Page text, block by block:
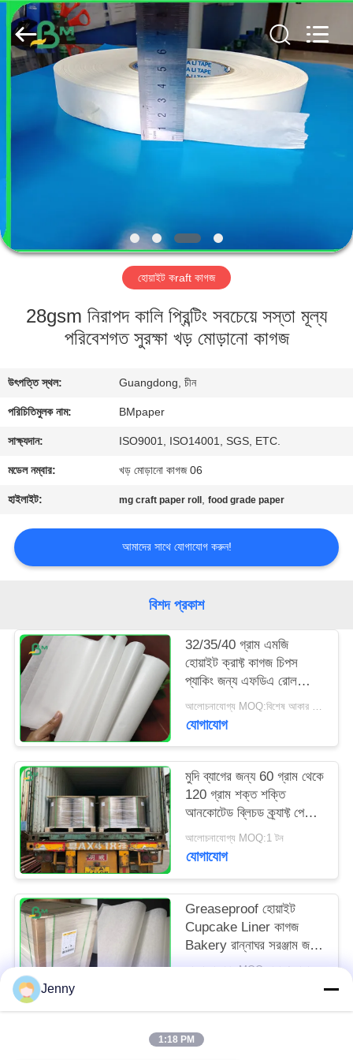
বাড়ি
পণ্য
আমাদের
কারখানা
যোগাযোগ
করুন
খবর
কেস
PRIVACY
POLICY
GUANGZHOU
BMPAPER
CO.,
LTD..
Rights
Reserved.
হোয়াইট কraft কাগজ
28gsm নিরাপদ কালি প্রিন্টিং সবচেয়ে সস্তা মূল্য
পরিবেশগত সুরক্ষা খড় মোড়ানো কাগজ
উৎপত্তি স্থল: Guangdong, চীন
পরিচিতিমুলক নাম: BMpaper
সাক্ষ্যদান: ISO9001, ISO14001, SGS, ETC.
মডেল নম্বার: খড় মোড়ানো কাগজ 06
হাইলাইট: mg craft paper roll ,food grade paper
আমাদের সাথে যোগাযোগ করুন!
বিশদ প্রকাশ
32/35/40 গ্রাম এমজি
হোয়াইট ক্রাফ্ট কাগজ চিপস
প্যাকিং জন্য এফডিএ রোল
আলোচনাযোগ্য MOQ:বিশেষ আকার জন্য 1 টন
যোগাযোগ
মুদি ব্যাগের জন্য 60 গ্রাম থেকে
120 গ্রাম শক্ত শক্তি
আনকোটেড ব্লিচড ক্র্যাফ্ট পেপার
আলোচনাযোগ্য MOQ:1 টন
যোগাযোগ
Greaseproof হোয়াইট
Cupcake Liner কাগজ
Bakery রান্নাঘর সরঞ্জাম জন্য
31 - 38gsm
আলোচনাযোগ্য MOQ:সাধারণ আকারের জন্য 1 টন এবং বিশেষ আকারের জন্য 10 টন
Jenny
1:18 PM